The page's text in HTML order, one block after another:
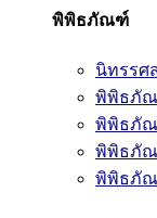
พิพิธภัณฑ์
นิทรรศ
พิพิธภั
พิพิธภัณ
พิพิธภั
พิพิธภั